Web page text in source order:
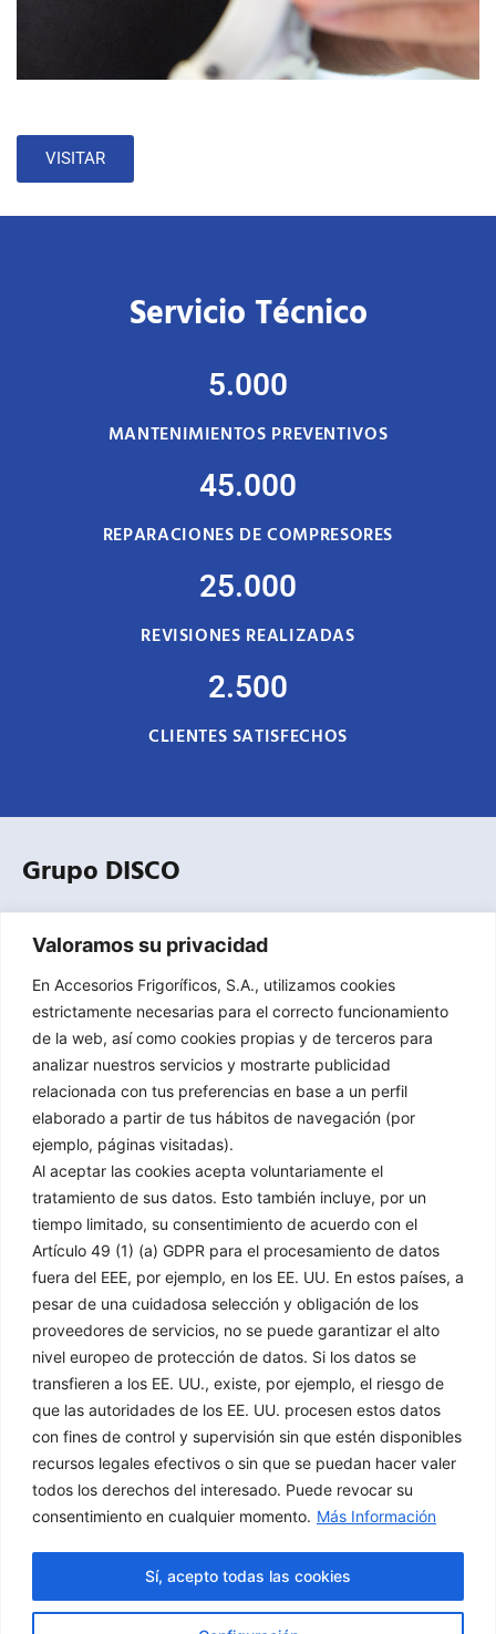
Valoramos su privacidad
En Accesorios Frigoríficos, S.A., utilizamos cookies
estrictamente necesarias para el correcto funcionamiento
de la web, así como cookies propias y de terceros para
analizar nuestros servicios y mostrarte publicidad
relacionada con tus preferencias en base a un perfil
elaborado a partir de tus hábitos de navegación (por
ejemplo, páginas visitadas).
Al aceptar las cookies acepta voluntariamente el
tratamiento de sus datos. Esto también incluye, por un
tiempo limitado, su consentimiento de acuerdo con el
Artículo 49 (1) (a) GDPR para el procesamiento de datos
fuera del EEE, por ejemplo, en los EE. UU. En estos países, a
pesar de una cuidadosa selección y obligación de los
proveedores de servicios, no se puede garantizar el alto
nivel europeo de protección de datos. Si los datos se
transfieren a los EE. UU., existe, por ejemplo, el riesgo de
que las autoridades de los EE. UU. procesen estos datos
con fines de control y supervisión sin que estén disponibles
recursos legales efectivos o sin que se puedan hacer valer
todos los derechos del interesado. Puede revocar su
consentimiento en cualquier momento. Más Información
Sí, acepto todas las cookies
VISITAR
Servicio Técnico
5.000
MANTENIMIENTOS PREVENTIVOS
45.000
REPARACIONES DE COMPRESORES
25.000
REVISIONES REALIZADAS
2.500
CLIENTES SATISFECHOS
Grupo DISCO
equipos, componentes, herramientas y accesorios para
refrigeración comercial, industrial y climatización.
Contacto
C/ Mejorada 4 / Pol. ind. Sector 8, 28850, Torrejón de Ardoz,
Madrid​
91 151 61 00
afrisa@grupodisco.com
Información
Inicio
Empresa
Productos
Soluciones
Noticias
Delegaciones
Contacto
Servicio Técnico
Legal
Aviso Legal
Política de Privacidad
Política de Cookies
Condiciones Generales
de Venta
Canal Denuncias